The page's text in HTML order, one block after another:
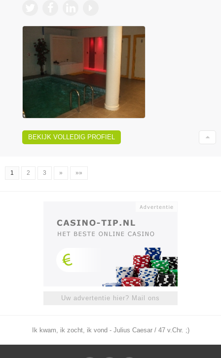
BEKIJK VOLLEDIG PROFIEL
1 2 3 » »»
Uw advertentie hier? Mail ons
Ik kwam, ik zocht, ik vond - Julius Caesar / 47 v.Chr. ;)